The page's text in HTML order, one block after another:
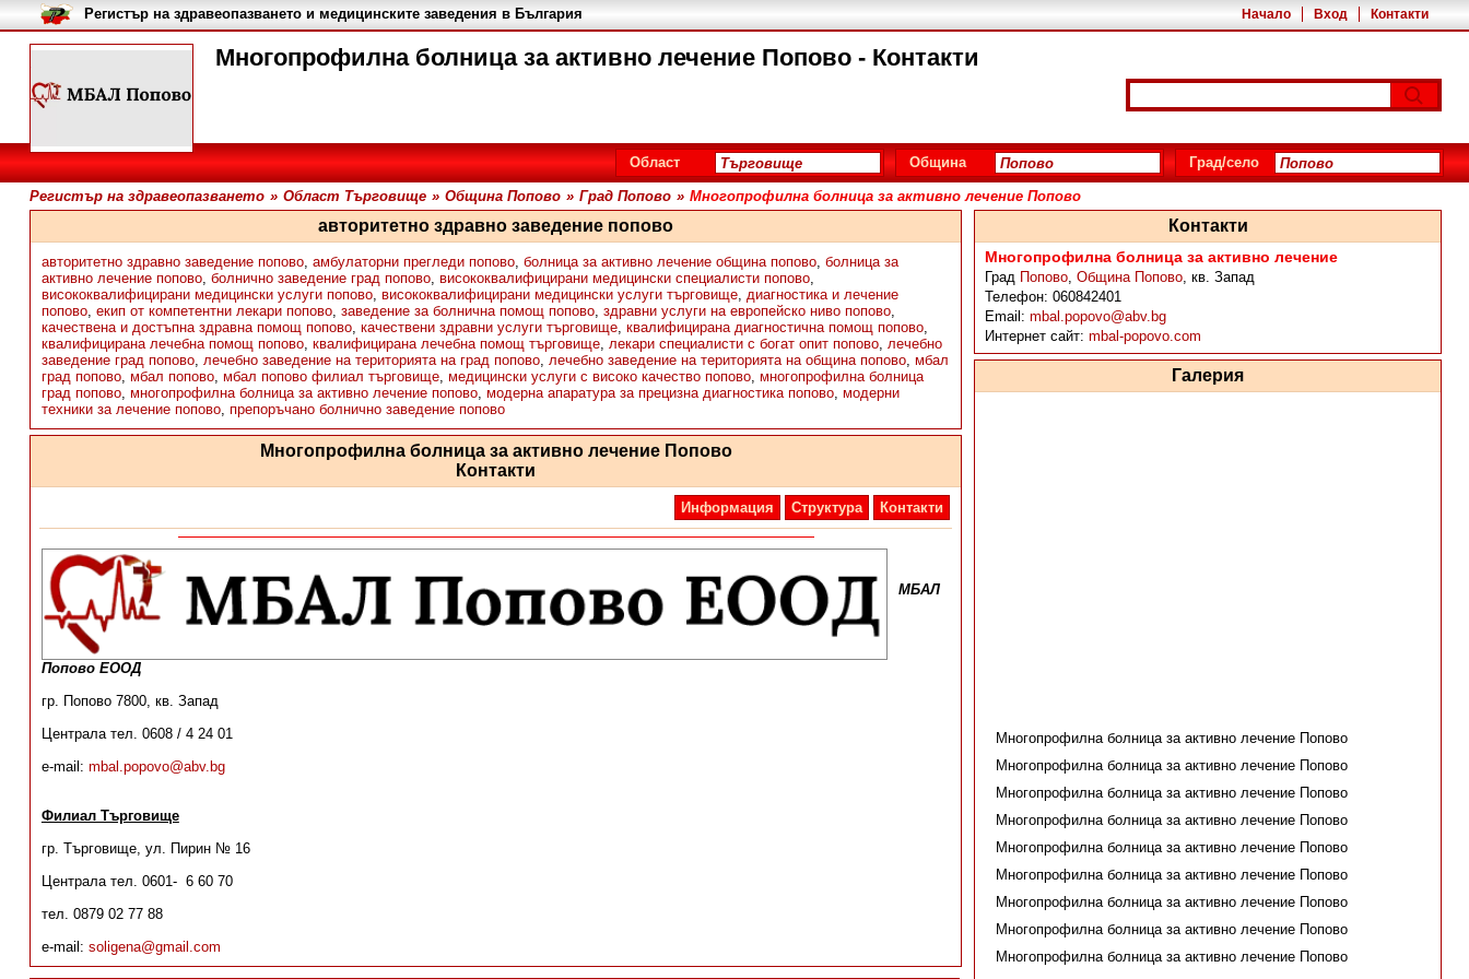
Многопрофилна болница за активно лечение Попово - Контакти
Начало Вход Контакти
Регистър на здравеопазването и медицинските заведения в България
Област Община Град/село
Регистър на здравеопазването » Област Търговище » Община Попово » Град Попово » Многопрофилна болница за активно лечение Попово
авторитетно здравно заведение попово
авторитетно здравно заведение попово, амбулаторни прегледи попово, болница за активно лечение община попово, болница за
активно лечение попово, болнично заведение град попово, висококвалифицирани медицински специалисти попово,
висококвалифицирани медицински услуги попово, висококвалифицирани медицински услуги търговище, диагностика и лечение
попово, екип от компетентни лекари попово, заведение за болнична помощ попово, здравни услуги на европейско ниво попово,
качествена и достъпна здравна помощ попово, качествени здравни услуги търговище, квалифицирана диагностична помощ попово,
квалифицирана лечебна помощ попово, квалифицирана лечебна помощ търговище, лекари специалисти с богат опит попово, лечебно
заведение град попово, лечебно заведение на територията на град попово, лечебно заведение на територията на община попово, мбал
град попово, мбал попово, мбал попово филиал търговище, медицински услуги с високо качество попово, многопрофилна болница
град попово, многопрофилна болница за активно лечение попово, модерна апаратура за прецизна диагностика попово, модерни
техники за лечение попово, препоръчано болнично заведение попово
Многопрофилна болница за активно лечение Попово
Контакти
Информация Структура Контакти
МБАЛ
Попово ЕООД
гр. Попово 7800, кв. Запад
Централа тел. 0608 / 4 24 01
e-mail: mbal.popovo@abv.bg
Филиал Търговище
гр. Търговище, ул. Пирин № 16
Централа тел. 0601- 6 60 70
тел. 0879 02 77 88
e-mail: soligena@gmail.com
Контакти
Многопрофилна болница за активно лечение
Град Попово, Община Попово, кв. Запад
Телефон: 060842401
Email: mbal.popovo@abv.bg
Интернет сайт: mbal-popovo.com
Галерия
Многопрофилна болница за активно лечение Попово
Многопрофилна болница за активно лечение Попово
Многопрофилна болница за активно лечение Попово
Многопрофилна болница за активно лечение Попово
Многопрофилна болница за активно лечение Попово
Многопрофилна болница за активно лечение Попово
Многопрофилна болница за активно лечение Попово
Многопрофилна болница за активно лечение Попово
Многопрофилна болница за активно лечение Попово